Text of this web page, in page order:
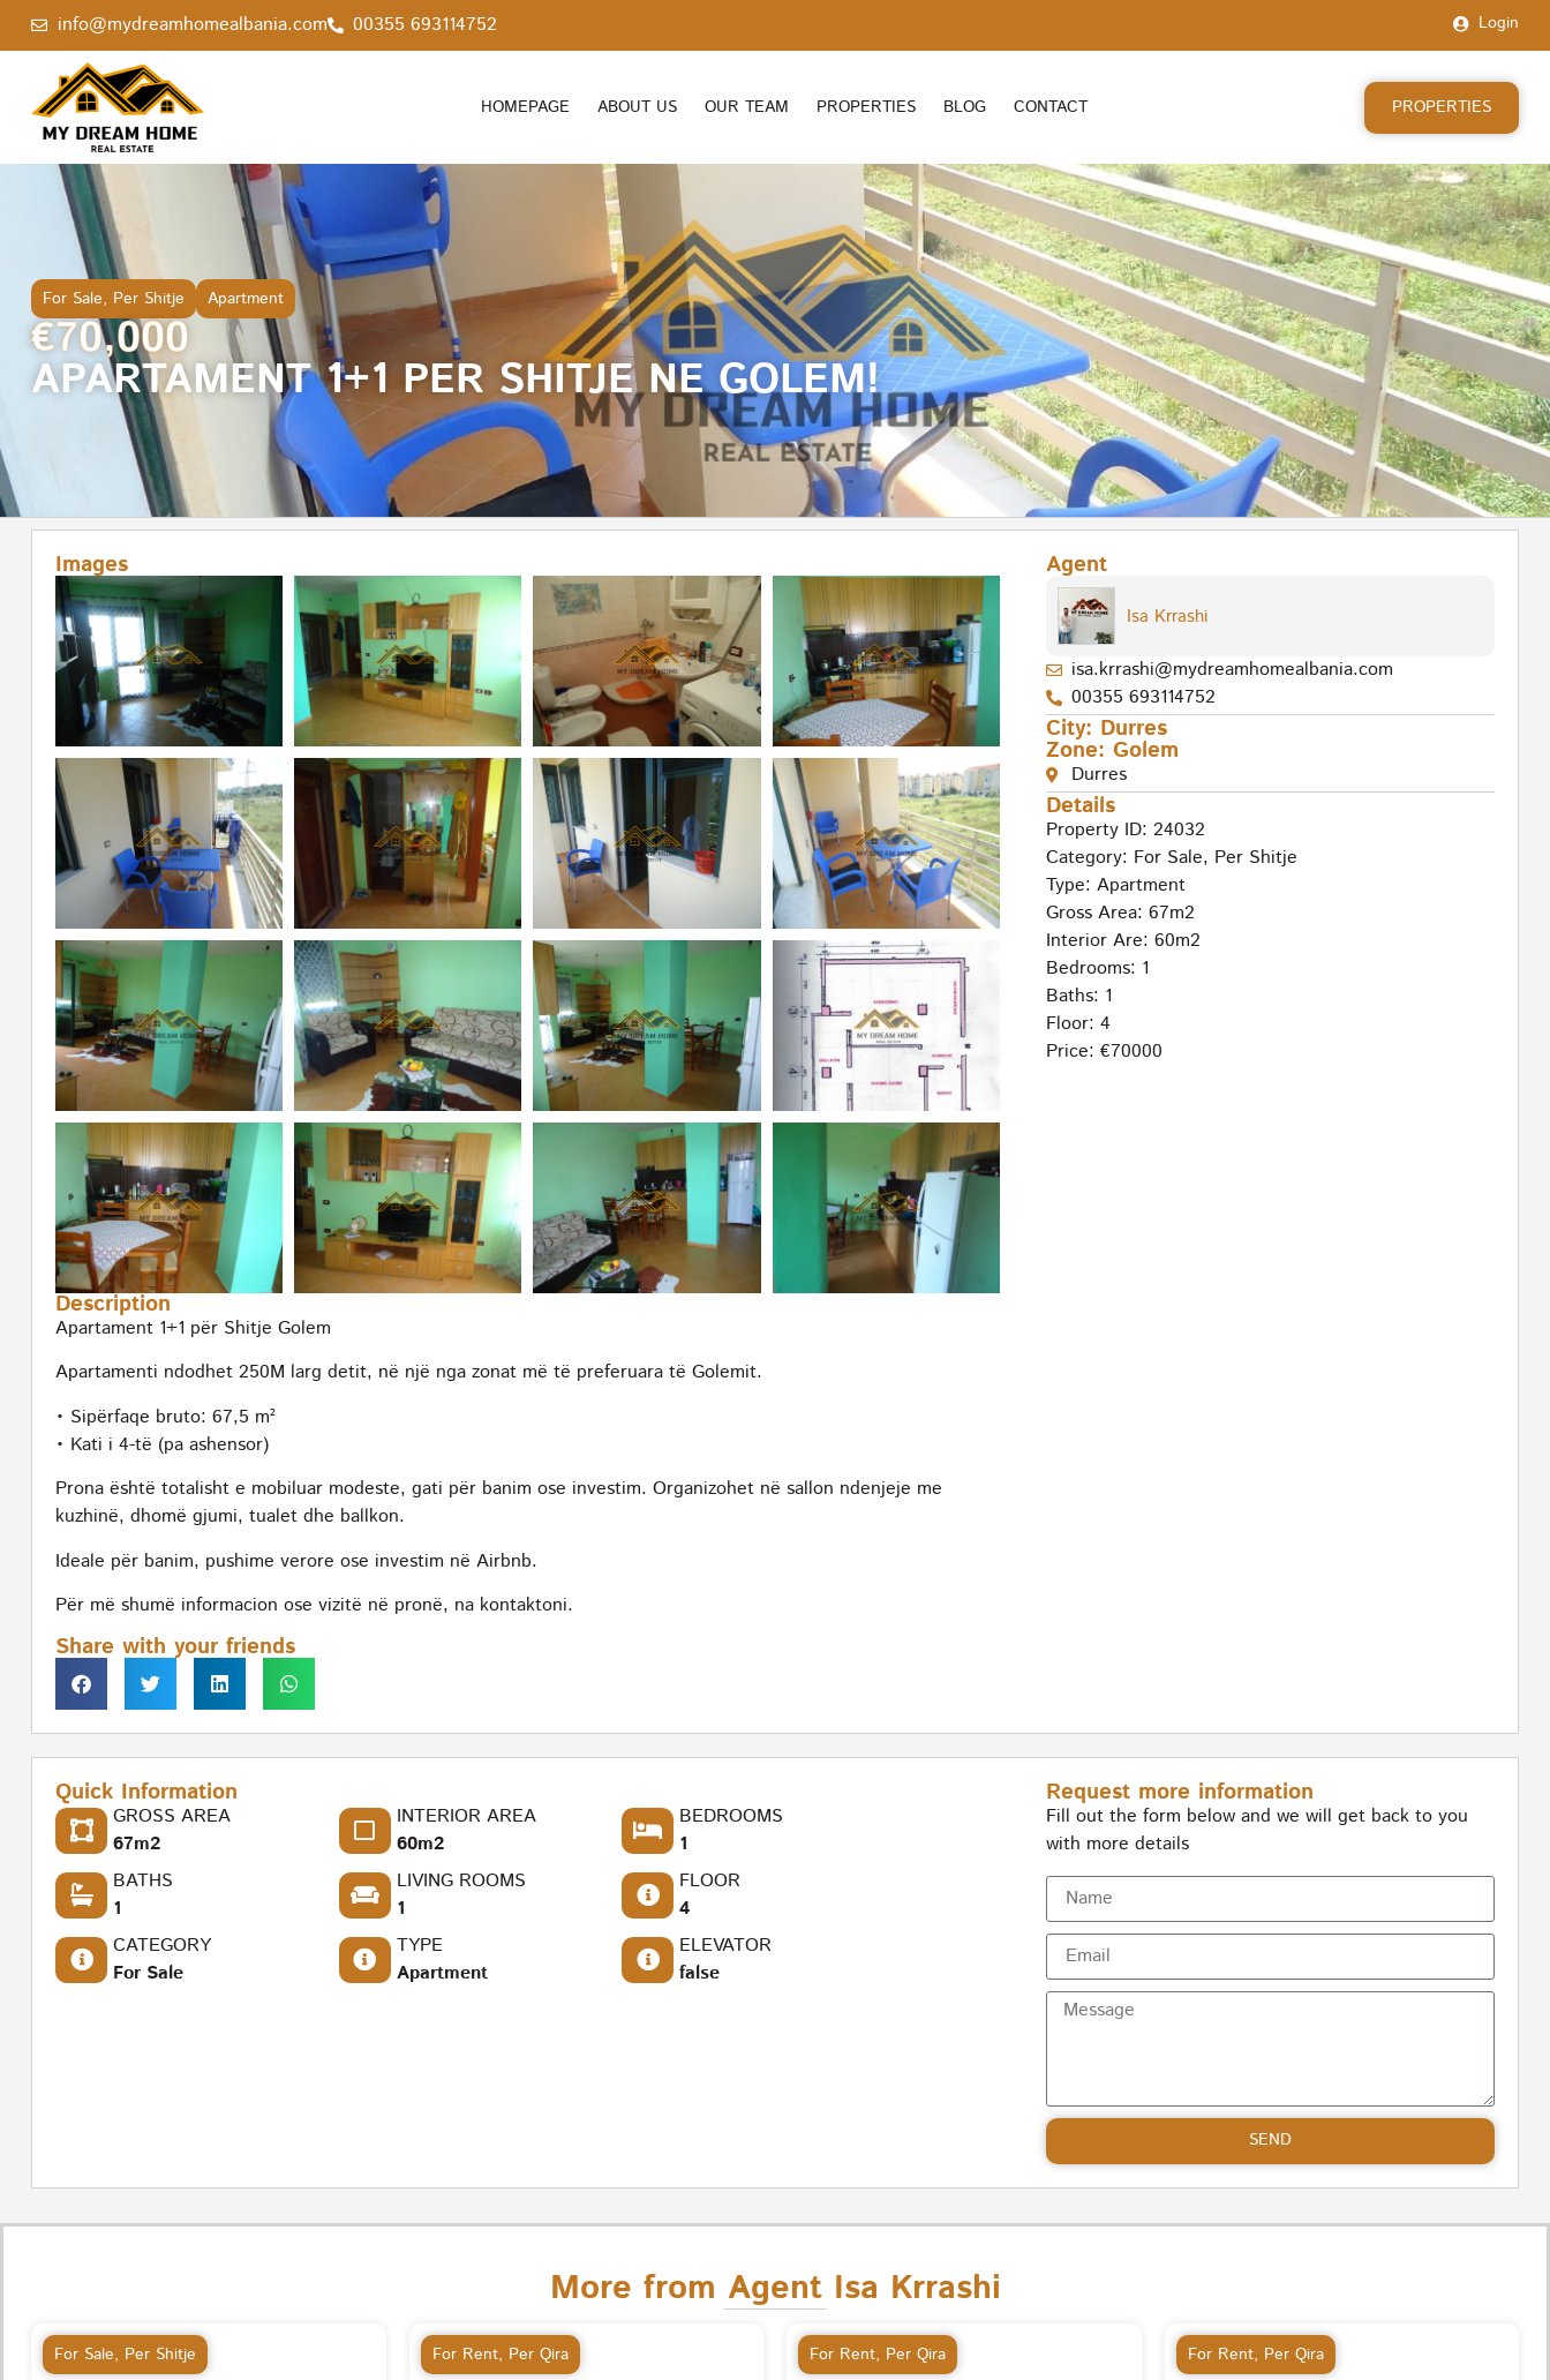
info@mydreamhomealbania.com 00355 693114752 Login
HOMEPAGE ABOUT US OUR TEAM PROPERTIES BLOG CONTACT PROPERTIES
For Sale, Per Shitje Apartment
€70,000
APARTAMENT 1+1 PER SHITJE NE GOLEM!
Images
Description
Apartament 1+1 për Shitje Golem
Apartamenti ndodhet 250M larg detit, në një nga zonat më të preferuara të Golemit.
• Sipërfaqe bruto: 67,5 m²
• Kati i 4-të (pa ashensor)
Prona është totalisht e mobiluar modeste, gati për banim ose investim. Organizohet në sallon ndenjeje me
kuzhinë, dhomë gjumi, tualet dhe ballkon.
Ideale për banim, pushime verore ose investim në Airbnb.
Për më shumë informacion ose vizitë në pronë, na kontaktoni.
Share with your friends
Agent
Isa Krrashi
isa.krrashi@mydreamhomealbania.com
00355 693114752
City: Durres
Zone: Golem
Durres
Details
Property ID: 24032
Category: For Sale, Per Shitje
Type: Apartment
Gross Area: 67m2
Interior Are: 60m2
Bedrooms: 1
Baths: 1
Floor: 4
Price: €70000
Quick Information
GROSS AREA
67m2
INTERIOR AREA
60m2
BEDROOMS
1
BATHS
1
LIVING ROOMS
1
FLOOR
4
CATEGORY
For Sale
TYPE
Apartment
ELEVATOR
false
Request more information
Fill out the form below and we will get back to you
with more details
SEND
More from Agent Isa Krrashi
For Sale, Per Shitje For Rent, Per Qira For Rent, Per Qira For Rent, Per Qira